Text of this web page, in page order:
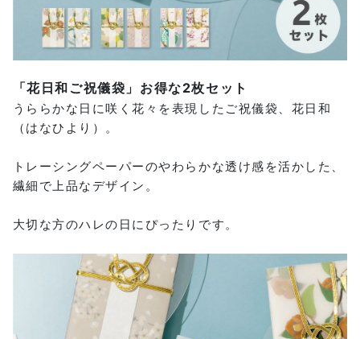
「花日和ご祝儀袋」お得な2枚セット
うららかな日に咲く花々を表現したご祝儀袋、花日和
（はなひより）。
トレーシングペーパーのやわらかな透け感を活かした、
繊細で上品なデザイン。
大切な方のハレの日にぴったりです。